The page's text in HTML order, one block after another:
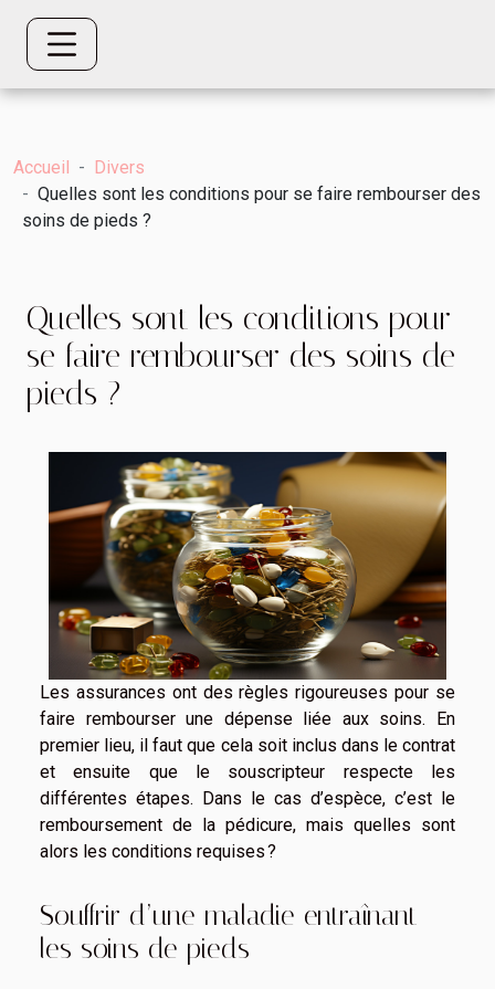
Accueil
Divers
Quelles sont les conditions pour se faire rembourser des
soins de pieds ?
Quelles sont les conditions pour
se faire rembourser des soins de
pieds ?
Les assurances ont des règles rigoureuses pour se
faire rembourser une dépense liée aux soins. En
premier lieu, il faut que cela soit inclus dans le contrat
et ensuite que le souscripteur respecte les
différentes étapes. Dans le cas d’espèce, c’est le
remboursement de la pédicure, mais quelles sont
alors les conditions requises ?
Souffrir d’une maladie entraînant
les soins de pieds